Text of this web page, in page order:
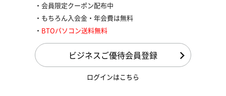
会員限定クーポン配布中
もちろん入会金・年会費は無料
BTOパソコン送料無料
ビジネスご優待会員登録
ログインはこちら